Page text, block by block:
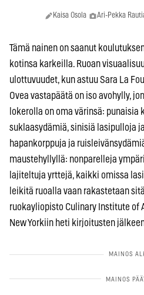
Kaisa Osola Ari-Pekka
Tämä nainen on saanut
kotinsa karkeilla. Ruoan
ulottuvuudet, kun astuu Sara La
Ovea vastapäätä on iso avohylly,
lokerolla on oma värinsä:
suklaasydämiä, sinisiä lasipulloja
hapankorppuja ja
maustehyllyllä: nonparelleja
lajiteltuja yrttejä, kaikki omissa
leikitä ruoalla vaan rakastetaan
ruokayliopisto Culinary Institute of
New Yorkiin heti kirjoitusten